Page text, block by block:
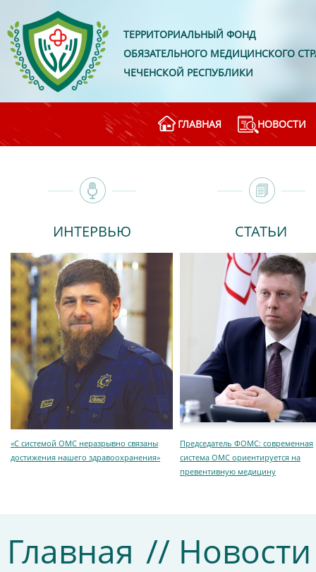
ТЕРРИТОРИАЛЬНЫЙ ФОНД
ОБЯЗАТЕЛЬНОГО МЕДИЦИНСКОГО
ЧЕЧЕНСКОЙ РЕСПУБЛИКИ
ГЛАВНАЯ НОВОСТИ
ИНТЕРВЬЮ СТАТЬИ
«С системой ОМС неразрывно связаны
достижения нашего здравоохранения»
Председатель ФОМС: современная
система ОМС ориентируется на
превентивную медицину
Главная // Новости